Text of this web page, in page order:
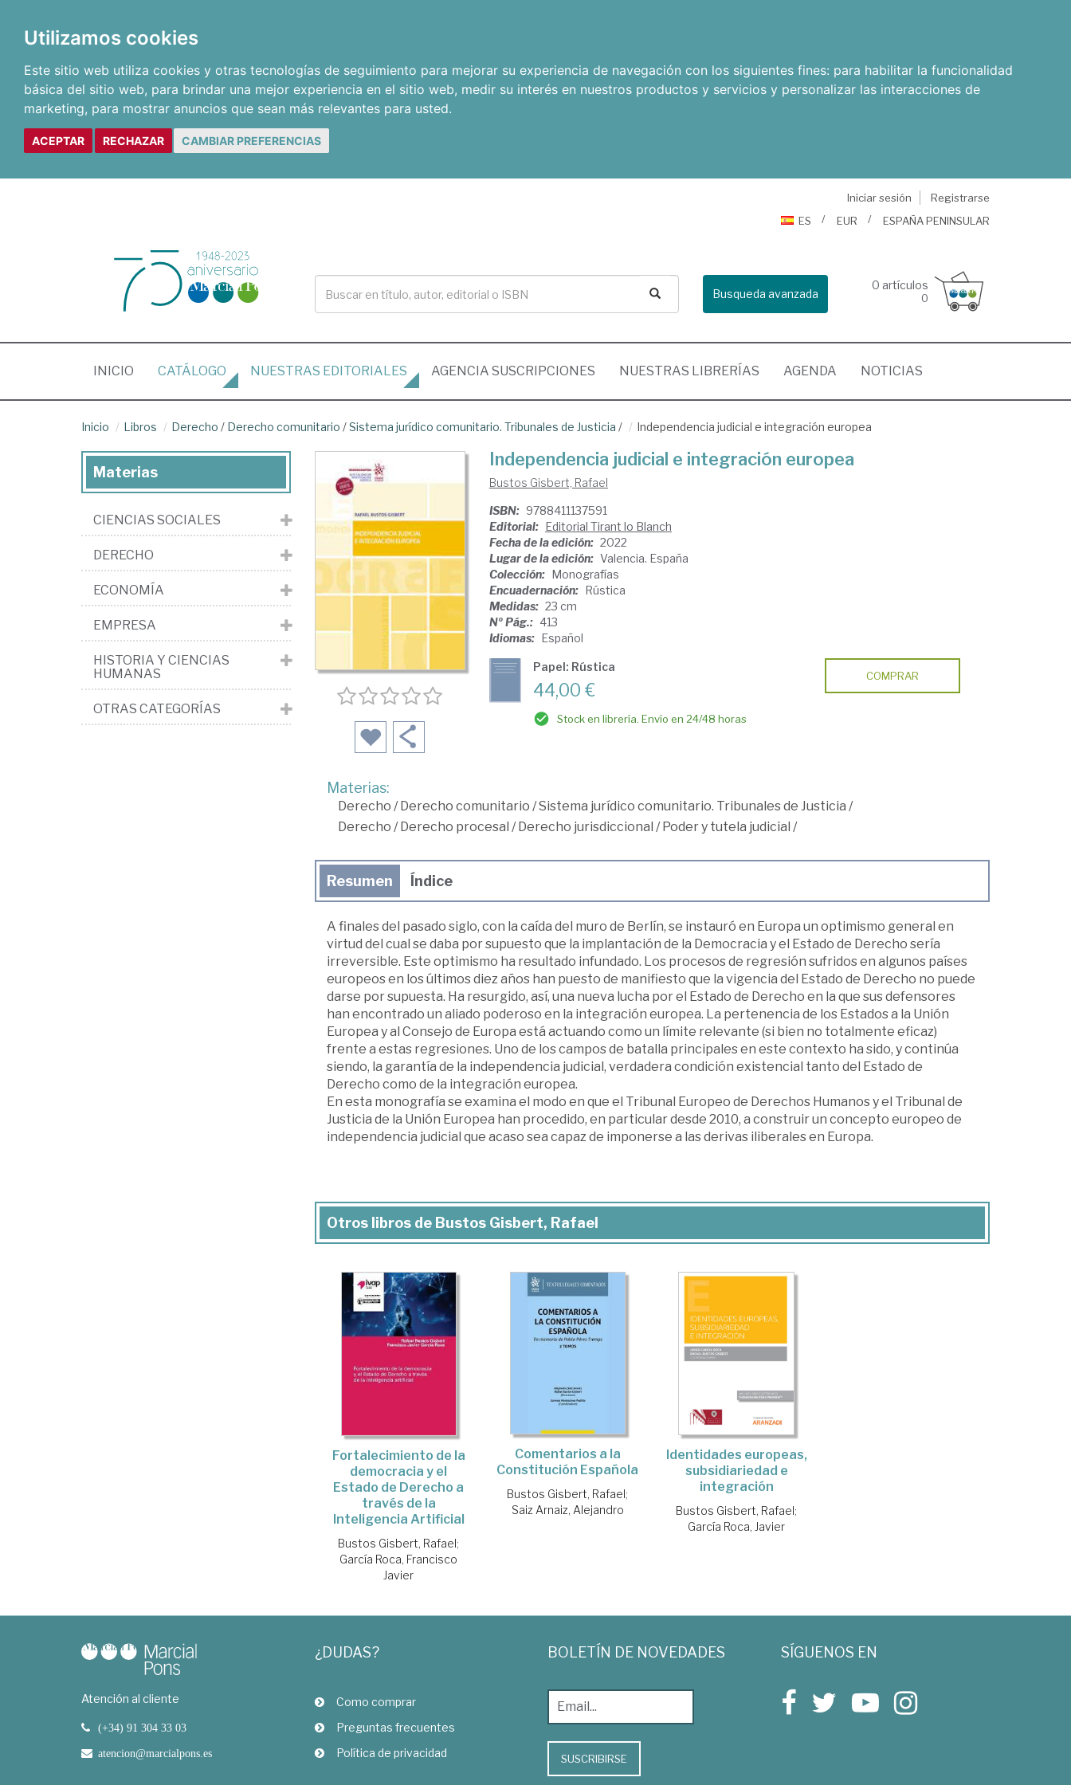
Utilizamos cookies
Este sitio web utiliza cookies y otras tecnologías de seguimiento para mejorar su experiencia de navegación con los siguientes fines: para habilitar la funcionalidad
básica del sitio web, para brindar una mejor experiencia en el sitio web, medir su interés en nuestros productos y servicios y personalizar las interacciones de
marketing, para mostrar anuncios que sean más relevantes para usted.
ACEPTAR RECHAZAR CAMBIAR PREFERENCIAS
Iniciar sesión
Registrarse
ES
EUR ESPAÑA PENINSULAR
Busqueda avanzada
0 artículos
0
INICIO (CURRENT)
CATÁLOGO NUESTRAS EDITORIALES AGENCIA SUSCRIPCIONES NUESTRAS LIBRERÍAS AGENDA NOTICIAS
Inicio Libros Derecho / Derecho comunitario /Sistema jurídico comunitario. Tribunales de Justicia / Independencia judicial e integración europea
Independencia judicial e integración europea
Bustos Gisbert, Rafael
ISBN: 9788411137591
Editorial: Editorial Tirant lo Blanch
Fecha de la edición: 2022
Lugar de la edición: Valencia. España
Colección: Monografías
Encuadernación: Rústica
Medidas: 23 cm
Nº Pág.: 413
Idiomas: Español
Papel: Rústica
44,00 €
Stock en librería. Envío en 24/48 horas
COMPRAR
Materias:
Derecho /Derecho comunitario /Sistema jurídico comunitario. Tribunales de Justicia /
Derecho /Derecho procesal /Derecho jurisdiccional /Poder y tutela judicial /
Resumen Índice
A finales del pasado siglo, con la caída del muro de Berlín, se instauró en Europa un optimismo general en
virtud del cual se daba por supuesto que la implantación de la Democracia y el Estado de Derecho sería
irreversible. Este optimismo ha resultado infundado. Los procesos de regresión sufridos en algunos países
europeos en los últimos diez años han puesto de manifiesto que la vigencia del Estado de Derecho no puede
darse por supuesta. Ha resurgido, así, una nueva lucha por el Estado de Derecho en la que sus defensores
han encontrado un aliado poderoso en la integración europea. La pertenencia de los Estados a la Unión
Europea y al Consejo de Europa está actuando como un límite relevante (si bien no totalmente eficaz)
frente a estas regresiones. Uno de los campos de batalla principales en este contexto ha sido, y continúa
siendo, la garantía de la independencia judicial, verdadera condición existencial tanto del Estado de
Derecho como de la integración europea.
En esta monografía se examina el modo en que el Tribunal Europeo de Derechos Humanos y el Tribunal de
Justicia de la Unión Europea han procedido, en particular desde 2010, a construir un concepto europeo de
independencia judicial que acaso sea capaz de imponerse a las derivas iliberales en Europa.
Otros libros de Bustos Gisbert, Rafael
Fortalecimiento de la
democracia y el
Estado de Derecho a
través de la
Inteligencia Artificial
Bustos Gisbert, Rafael;
García Roca, Francisco
Javier
Comentarios a la
Constitución Española
Bustos Gisbert, Rafael ;
Saiz Arnaiz, Alejandro
Identidades europeas,
subsidiariedad e
integración
Bustos Gisbert, Rafael;
García Roca, Javier
Materias
CIENCIAS SOCIALES
DERECHO
ECONOMÍA
EMPRESA
HISTORIA Y CIENCIAS
HUMANAS
OTRAS CATEGORÍAS
Atención al cliente
(+34) 91 304 33 03
atencion@marcialpons.es
¿DUDAS?
Como comprar
Preguntas frecuentes
Política de privacidad
BOLETÍN DE NOVEDADES
SUSCRIBIRSE
SÍGUENOS EN